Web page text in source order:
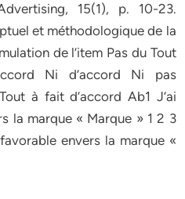
15(1), p. 10-23.
et méthodologique de la
de l’item Pas du Tout
Ni d’accord Ni pas
à fait d’accord Ab1 J’ai
la marque « Marque » 1 2 3
envers la marque «